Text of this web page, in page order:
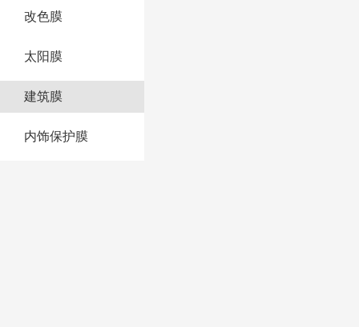
改色膜
太阳膜
建筑膜
内饰保护膜